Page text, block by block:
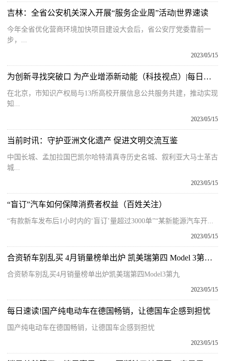
吉林：全省公安机关深入开展“服务企业周”活动|世界速读
今年全省优化营商环境加快项目建设大会后，省公安厅党委靠前一
步，...
2023/05/15
为创新寻找突破口 为产业增添新动能（科技视点）|每日热门
在北京，市知识产权局与13所高校开展信息公共服务共建，推动实现
知...
2023/05/15
当前时讯：守护亚洲文化遗产 促进文明交流互鉴
中国长城、孟加拉国巴凯尔哈特清真寺历史名城、叙利亚大马士革古
城...
2023/05/15
“盲订”汽车如何保障消费者权益（百姓关注）
“有款新车发布后1小时内的‘盲订’量超过3000单”“某新能源汽车开...
2023/05/15
合资轿车别乱买 4月销量榜单出炉 凯美瑞第四 Model 3第九 全球热推荐
合资轿车别乱买4月销量榜单出炉凯美瑞第四Model3第九
2023/05/15
每日速读!国产纯电动车在德国畅销，让德国车企感到担忧
国产纯电动车在德国畅销，让德国车企感到担忧
2023/05/15